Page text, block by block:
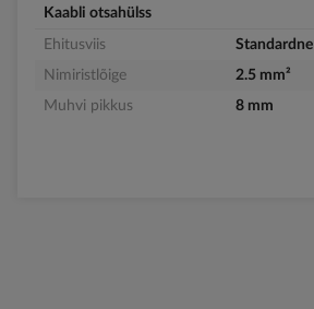
Kaabli otsahülss
Ehitusviis
Standardne
Nimiristlõige
2.5 mm²
Muhvi pikkus
8 mm